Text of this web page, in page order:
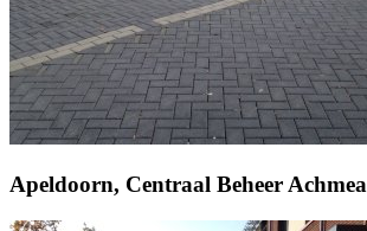
Apeldoorn, Centraal Beheer Achmea